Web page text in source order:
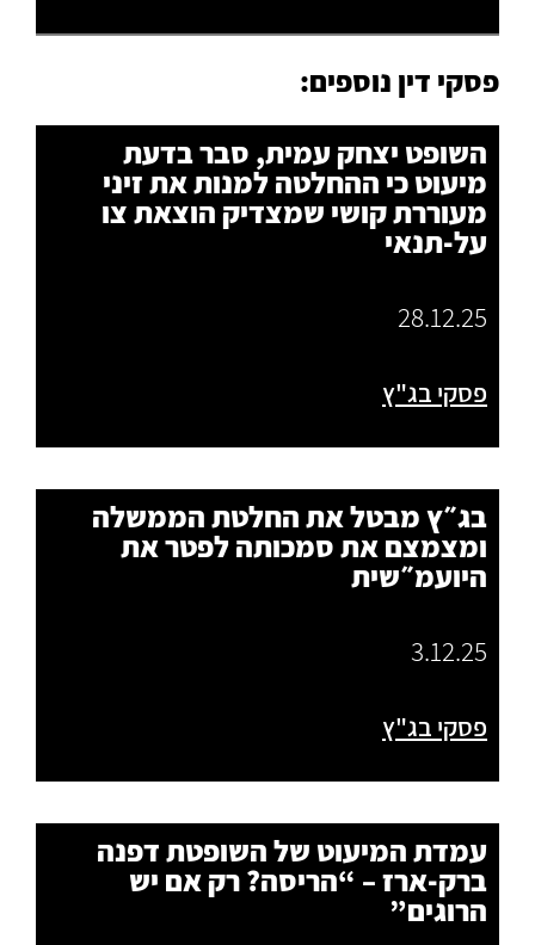
פסקי דין נוספים:
השופט יצחק עמית, סבר בדעת
מיעוט כי ההחלטה למנות את זיני
מעוררת קושי שמצדיק הוצאת צו
על-תנאי
28.12.25
פסקי בג"ץ
בג״ץ מבטל את החלטת הממשלה
ומצמצם את סמכותה לפטר את
היועמ״שית
3.12.25
פסקי בג"ץ
עמדת המיעוט של השופטת דפנה
ברק‑ארז – “הריסה? רק אם יש
הרוגים”